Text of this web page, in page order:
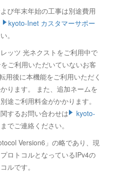
び年末年始の工事は別途費用
kyoto-Inet カスタマーサポー
。
ッツ 光ネクストをご利用中で
ご利用いただいていないお客
用後に本機能をご利用いただく
ります。 また、追加ネームを
途ご利用料金がかかります。
するお問い合わせは
kyoto-
までご連絡ください。
Version6」の略であり、現
ロトコルとなっているIPv4の
ルです。